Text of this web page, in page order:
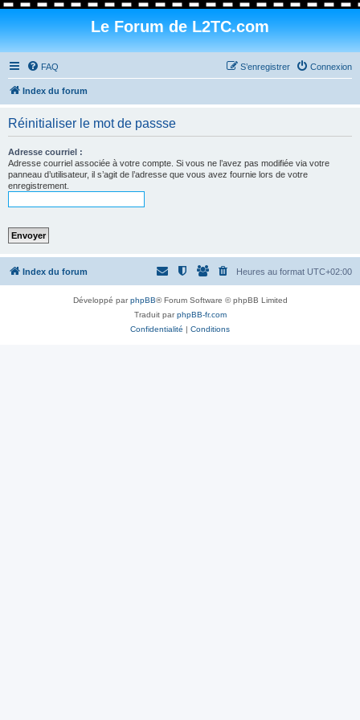
Le Forum de L2TC.com
FAQ Connexion
S’enregistrer
Index du forum
Réinitialiser le mot de passse
Adresse courriel :
Adresse courriel associée à votre compte. Si vous ne l’avez pas modifiée via votre
panneau d’utilisateur, il s’agit de l’adresse que vous avez fournie lors de votre
enregistrement.
Index du forum Heures au format UTC+02:00
Développé parphpBB® Forum Software © phpBB Limited
Traduit parphpBB-fr.com
Confidentialité | Conditions